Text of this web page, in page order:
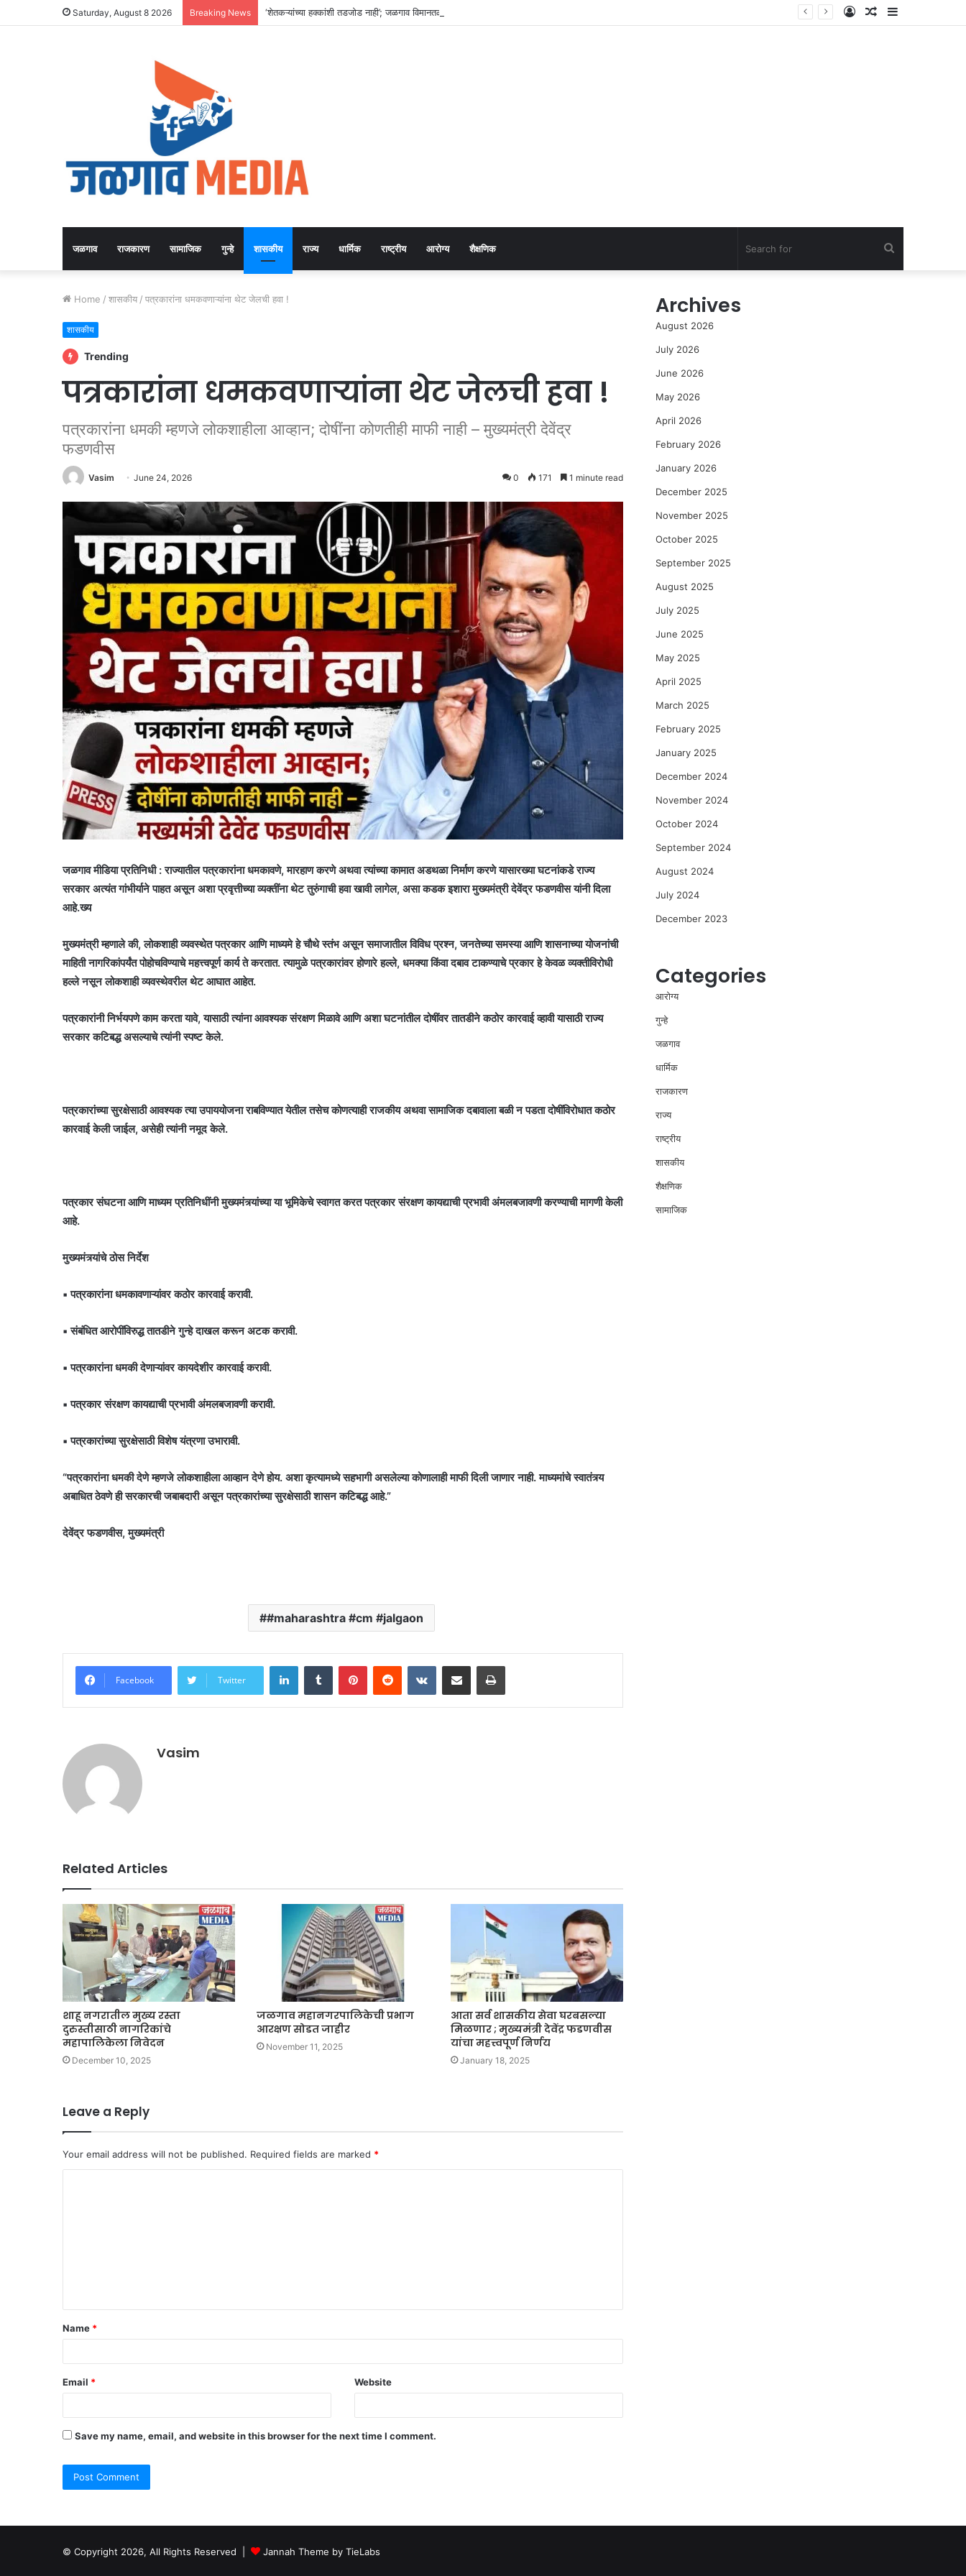
Saturday, August 8 2026 Breaking News ‘शेतकऱ्यांच्या हक्कांशी तडजोड नाही’; जळगाव विमानतळ विस्तारीकरणाचा पालकमंत्र्यांकडून आढावा Sidebar
Random
Log
जळगाव राजकारण सामाजिक गुन्हे शासकीय राज्य धार्मिक राष्ट्रीय आरोग्य शैक्षणिक
Home / शासकीय / पत्रकारांना धमकवणाऱ्यांना थेट जेलची हवा !
शासकीय
Trending
पत्रकारांना धमकवणाऱ्यांना थेट जेलची हवा !
पत्रकारांना धमकी म्हणजे लोकशाहीला आव्हान; दोषींना कोणतीही माफी नाही – मुख्यमंत्री देवेंद्र
फडणवीस
Vasim June 24, 2026 0 171 1 minute read
जळगाव मीडिया प्रतिनिधी :राज्यातील पत्रकारांना धमकावणे, मारहाण करणे अथवा त्यांच्या कामात अडथळा निर्माण करणे यासारख्या घटनांकडे राज्य
सरकार अत्यंत गांभीर्याने पाहत असून अशा प्रवृत्तीच्या व्यक्तींना थेट तुरुंगाची हवा खावी लागेल, असा कडक इशारा मुख्यमंत्री देवेंद्र फडणवीस यांनी दिला
आहे.ख्य
मुख्यमंत्री म्हणाले की, लोकशाही व्यवस्थेत पत्रकार आणि माध्यमे हे चौथे स्तंभ असून समाजातील विविध प्रश्न, जनतेच्या समस्या आणि शासनाच्या योजनांची
माहिती नागरिकांपर्यंत पोहोचविण्याचे महत्त्वपूर्ण कार्य ते करतात. त्यामुळे पत्रकारांवर होणारे हल्ले, धमक्या किंवा दबाव टाकण्याचे प्रकार हे केवळ व्यक्तीविरोधी
हल्ले नसून लोकशाही व्यवस्थेवरील थेट आघात आहेत.
पत्रकारांनी निर्भयपणे काम करता यावे, यासाठी त्यांना आवश्यक संरक्षण मिळावे आणि अशा घटनांतील दोषींवर तातडीने कठोर कारवाई व्हावी यासाठी राज्य
सरकार कटिबद्ध असल्याचे त्यांनी स्पष्ट केले.
पत्रकारांच्या सुरक्षेसाठी आवश्यक त्या उपाययोजना राबविण्यात येतील तसेच कोणत्याही राजकीय अथवा सामाजिक दबावाला बळी न पडता दोषींविरोधात कठोर
कारवाई केली जाईल, असेही त्यांनी नमूद केले.
पत्रकार संघटना आणि माध्यम प्रतिनिधींनी मुख्यमंत्र्यांच्या या भूमिकेचे स्वागत करत पत्रकार संरक्षण कायद्याची प्रभावी अंमलबजावणी करण्याची मागणी केली
आहे.
मुख्यमंत्र्यांचे ठोस निर्देश
▪ पत्रकारांना धमकावणाऱ्यांवर कठोर कारवाई करावी.
▪ संबंधित आरोपींविरुद्ध तातडीने गुन्हे दाखल करून अटक करावी.
▪ पत्रकारांना धमकी देणाऱ्यांवर कायदेशीर कारवाई करावी.
▪ पत्रकार संरक्षण कायद्याची प्रभावी अंमलबजावणी करावी.
▪ पत्रकारांच्या सुरक्षेसाठी विशेष यंत्रणा उभारावी.
“पत्रकारांना धमकी देणे म्हणजे लोकशाहीला आव्हान देणे होय. अशा कृत्यामध्ये सहभागी असलेल्या कोणालाही माफी दिली जाणार नाही. माध्यमांचे स्वातंत्र्य
अबाधित ठेवणे ही सरकारची जबाबदारी असून पत्रकारांच्या सुरक्षेसाठी शासन कटिबद्ध आहे.”
देवेंद्र फडणवीस, मुख्यमंत्री
#maharashtra #cm #jalgaon
Facebook Twitter
LinkedInTumblr PinterestReddit VKontakteShare via Email Print
Vasim
Related Articles
शाहू नगरातील मुख्य रस्ता
दुरुस्तीसाठी नागरिकांचे
महापालिकेला निवेदन
December 10, 2025
जळगाव महानगरपालिकेची प्रभाग
आरक्षण सोडत जाहीर
November 11, 2025
आता सर्व शासकीय सेवा घरबसल्या
मिळणार ; मुख्यमंत्री देवेंद्र फडणवीस
यांचा महत्त्वपूर्ण निर्णय
January 18, 2025
Leave a Reply
Your email address will not be published. Required fields are marked *
t
*
Name *
Email * Website
Save my name, email, and website in this browser for the next time I comment.
Archives
August 2026
July 2026
June 2026
May 2026
April 2026
February 2026
January 2026
December 2025
November 2025
October 2025
September 2025
August 2025
July 2025
June 2025
May 2025
April 2025
March 2025
February 2025
January 2025
December 2024
November 2024
October 2024
September 2024
August 2024
July 2024
December 2023
Categories
आरोग्य
गुन्हे
जळगाव
धार्मिक
राजकारण
राज्य
राष्ट्रीय
शासकीय
शैक्षणिक
सामाजिक
© Copyright 2026, All Rights Reserved | Jannah Theme by TieLabs